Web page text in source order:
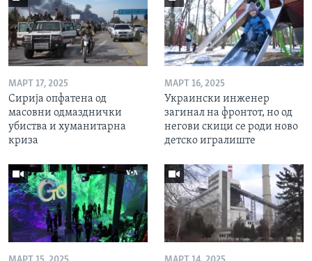
МАРТ 17, 2025
Сирија опфатена од
масовни одмазднички
убиства и хуманитарна
криза
МАРТ 16, 2025
Украински инженер
загинал на фронтот, но од
негови скици се роди ново
детско игралиште